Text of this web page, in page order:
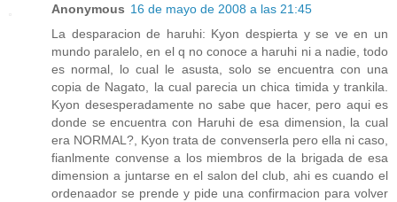
Anonymous 16 de mayo de 2008 a las 21:45
La desparacion de haruhi: Kyon despierta y se ve en un
mundo paralelo, en el q no conoce a haruhi ni a nadie, todo
es normal, lo cual le asusta, solo se encuentra con una
copia de Nagato, la cual parecia un chica timida y trankila.
Kyon desesperadamente no sabe que hacer, pero aqui es
donde se encuentra con Haruhi de esa dimension, la cual
era NORMAL?, Kyon trata de convenserla pero ella ni caso,
fianlmente convense a los miembros de la brigada de esa
dimension a juntarse en el salon del club, ahi es cuando el
ordenaador se prende y pide una confirmacion para volver